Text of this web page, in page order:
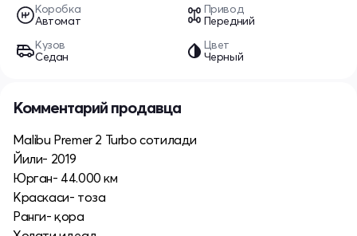
Коробка
Автомат
Привод
Передний
Кузов
Седан
Цвет
Черный
Комментарий продавца
Malibu Premer 2 Turbo сотилади
Йили- 2019
Юрган- 44.000 км
Краскаси- тоза
Ранги- қора